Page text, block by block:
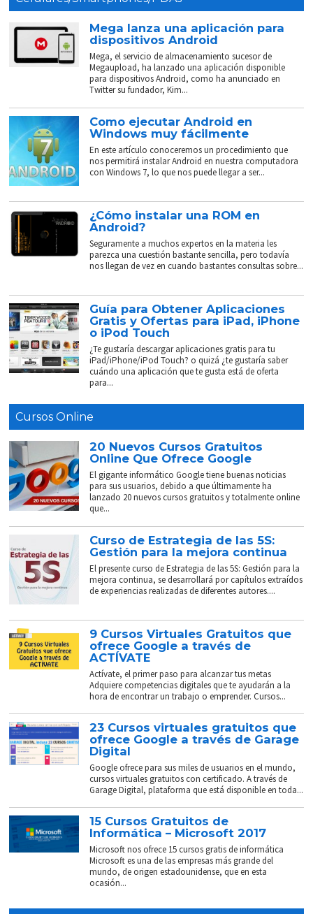
Mega lanza una aplicación para
dispositivos Android
Mega, el servicio de almacenamiento sucesor de
Megaupload, ha lanzado una aplicación disponible
para dispositivos Android, como ha anunciado en
Twitter su fundador, Kim...
Como ejecutar Android en
Windows muy fácilmente
En este artículo conoceremos un procedimiento que
nos permitirá instalar Android en nuestra computadora
con Windows 7, lo que nos puede llegar a ser...
¿Cómo instalar una ROM en
Android?
Seguramente a muchos expertos en la materia les
parezca una cuestión bastante sencilla, pero todavía
nos llegan de vez en cuando bastantes consultas sobre...
Guía para Obtener Aplicaciones
Gratis y Ofertas para iPad, iPhone
o iPod Touch
¿Te gustaría descargar aplicaciones gratis para tu
iPad/iPhone/iPod Touch? o quizá ¿te gustaría saber
cuándo una aplicación que te gusta está de oferta
para...
Cursos Online
20 Nuevos Cursos Gratuitos
Online Que Ofrece Google
El gigante informático Google tiene buenas noticias
para sus usuarios, debido a que últimamente ha
lanzado 20 nuevos cursos gratuitos y totalmente online
que...
Curso de Estrategia de las 5S:
Gestión para la mejora continua
El presente curso de Estrategia de las 5S: Gestión para la
mejora continua, se desarrollará por capítulos extraídos
de experiencias realizadas de diferentes autores....
9 Cursos Virtuales Gratuitos que
ofrece Google a través de
ACTÍVATE
Actívate, el primer paso para alcanzar tus metas
Adquiere competencias digitales que te ayudarán a la
hora de encontrar un trabajo o emprender. Cursos...
23 Cursos virtuales gratuitos que
ofrece Google a través de Garage
Digital
Google ofrece para sus miles de usuarios en el mundo,
cursos virtuales gratuitos con certificado. A través de
Garage Digital, plataforma que está disponible en toda...
15 Cursos Gratuitos de
Informática – Microsoft 2017
Microsoft nos ofrece 15 cursos gratis de informática
Microsoft es una de las empresas más grande del
mundo, de origen estadounidense, que en esta
ocasión...